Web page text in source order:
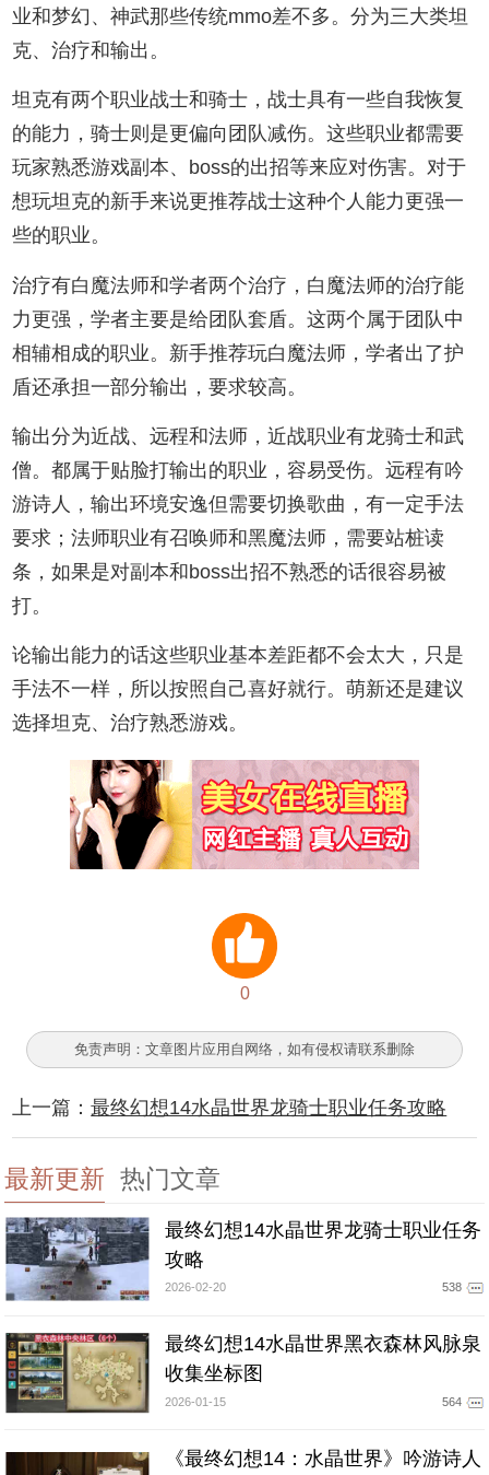
业和梦幻、神武那些传统mmo差不多。分为三大类坦
克、治疗和输出。
坦克有两个职业战士和骑士，战士具有一些自我恢复
的能力，骑士则是更偏向团队减伤。这些职业都需要
玩家熟悉游戏副本、boss的出招等来应对伤害。对于
想玩坦克的新手来说更推荐战士这种个人能力更强一
些的职业。
治疗有白魔法师和学者两个治疗，白魔法师的治疗能
力更强，学者主要是给团队套盾。这两个属于团队中
相辅相成的职业。新手推荐玩白魔法师，学者出了护
盾还承担一部分输出，要求较高。
输出分为近战、远程和法师，近战职业有龙骑士和武
僧。都属于贴脸打输出的职业，容易受伤。远程有吟
游诗人，输出环境安逸但需要切换歌曲，有一定手法
要求；法师职业有召唤师和黑魔法师，需要站桩读
条，如果是对副本和boss出招不熟悉的话很容易被
打。
论输出能力的话这些职业基本差距都不会太大，只是
手法不一样，所以按照自己喜好就行。萌新还是建议
选择坦克、治疗熟悉游戏。
0
免责声明：文章图片应用自网络，如有侵权请联系删除
上一篇：最终幻想14水晶世界龙骑士职业任务攻略
最新更新 热门文章
最终幻想14水晶世界龙骑士职业任务
攻略
2026-02-20 538
最终幻想14水晶世界黑衣森林风脉泉
收集坐标图
2026-01-15 564
《最终幻想14：水晶世界》吟游诗人